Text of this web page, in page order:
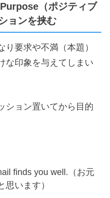
（ポジティブ
ョンを挟む
要求や不満（本題）
な印象を与えてしまい
ション置いてから目的
finds you well.（お元
思います）